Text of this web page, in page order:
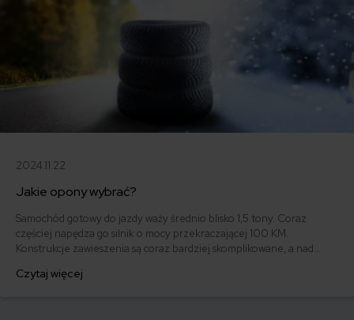
2024.11.22
Jakie opony wybrać?
Samochód gotowy do jazdy waży średnio blisko 1,5 tony. Coraz
częściej napędza go silnik o mocy przekraczającej 100 KM.
Konstrukcje zawieszenia są coraz bardziej skomplikowane, a nad
elementem styku z nawierzchnią są opony! Teraz już wiesz, dlaczego
Czytaj więcej